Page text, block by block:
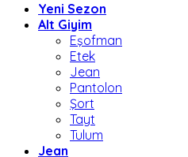
Yeni Sezon
Alt Giyim
Eşofman
Etek
Jean
Pantolon
Şort
Tayt
Tulum
Jean